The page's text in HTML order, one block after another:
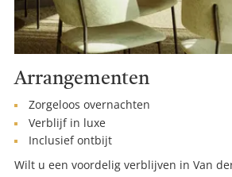
Arrangementen
Zorgeloos overnachten
Verblijf in luxe
Inclusief ontbijt
Wilt u een voordelig verblijven in Van